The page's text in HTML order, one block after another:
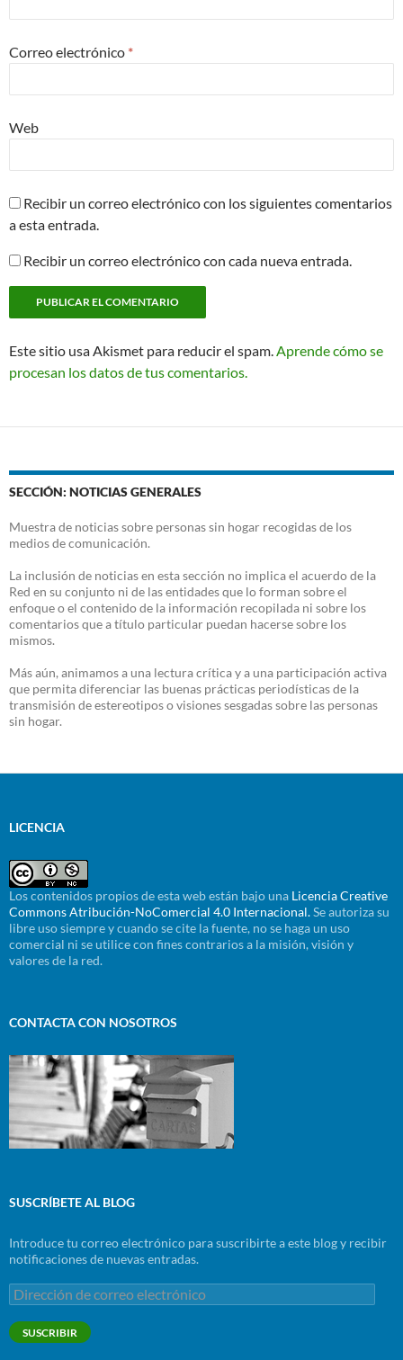
Correo electrónico *
Web
Recibir un correo electrónico con los siguientes comentarios
a esta entrada.
Recibir un correo electrónico con cada nueva entrada.
Este sitio usa Akismet para reducir el spam.Aprende cómo se
procesan los datos de tus comentarios.
SECCIÓN: NOTICIAS GENERALES
Muestra de noticias sobre personas sin hogar recogidas de los
medios de comunicación.
La inclusión de noticias en esta sección no implica el acuerdo de la
Red en su conjunto ni de las entidades que lo forman sobre el
enfoque o el contenido de la información recopilada ni sobre los
comentarios que a título particular puedan hacerse sobre los
mismos.
Más aún, animamos a una lectura crítica y a una participación activa
que permita diferenciar las buenas prácticas periodísticas de la
transmisión de estereotipos o visiones sesgadas sobre las personas
sin hogar.
LICENCIA
Los contenidos propios de esta web están bajo una Licencia Creative
Commons Atribución-NoComercial 4.0 Internacional.Se autoriza su
libre uso siempre y cuando se cite la fuente, no se haga un uso
comercial ni se utilice con fines contrarios a la misión, visión y
valores de la red.
CONTACTA CON NOSOTROS
SUSCRÍBETE AL BLOG
Introduce tu correo electrónico para suscribirte a este blog y recibir
notificaciones de nuevas entradas.
Dirección
de
correo
electrónico
SUSCRIBIR